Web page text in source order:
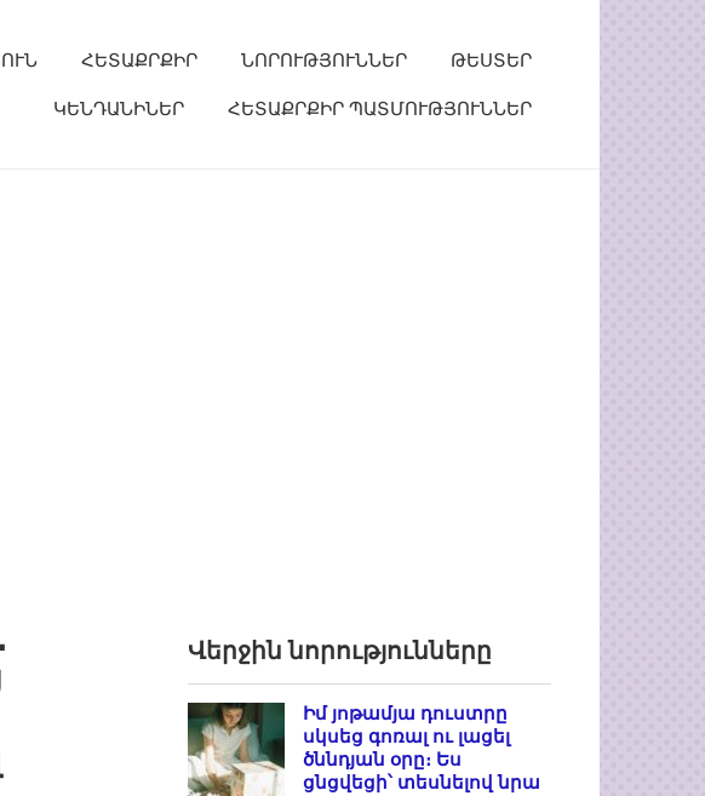
ՀԵՏԱՔՐՔԻՐ ՆՈՐՈՒԹՅՈՒՆՆԵՐ ԹԵՍՏԵՐ
ԿԵՆԴԱՆԻՆԵՐ ՀԵՏԱՔՐՔԻՐ ՊԱՏՄՈՒԹՅՈՒՆՆԵՐ
Վերջին նորությունները
Իմ յոթամյա դուստրը
սկսեց գոռալ ու լացել
ծննդյան օրը։ Ես
ցնցվեցի՝ տեսնելով նրա